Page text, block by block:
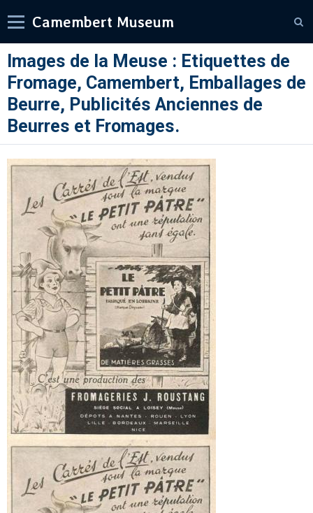
Camembert Museum
Images de la Meuse : Etiquettes de
Fromage, Camembert, Emballages de
Beurre, Publicités Anciennes de
Beurres et Fromages.